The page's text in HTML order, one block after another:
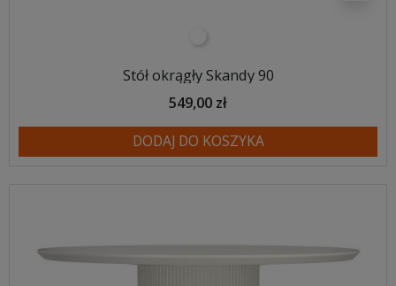
Stół okrągły Skandy 90
549,00 zł
DODAJ DO KOSZYKA